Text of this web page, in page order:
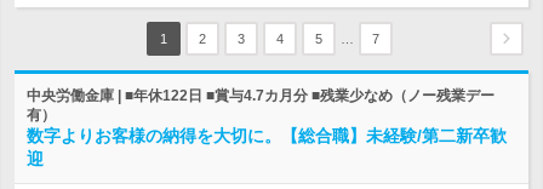
1 2 3 4 5 7
中央労働金庫 | ■年休122日 ■賞与4.7カ月分 ■残業少なめ（ノー残業デー
有）
数字よりお客様の納得を大切に。【総合職】未経験/第二新卒歓
迎